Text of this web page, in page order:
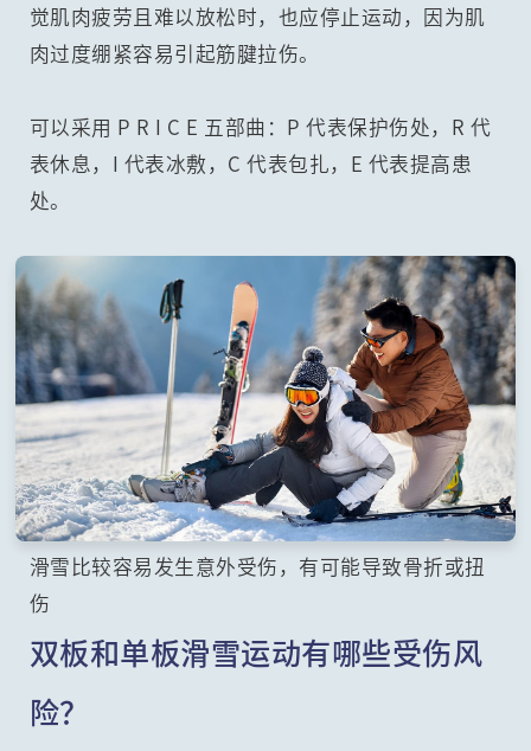
觉肌肉疲劳且难以放松时，也应停止运动，因为肌
肉过度绷紧容易引起筋腱拉伤。
可以采用 P R I C E 五部曲：P 代表保护伤处，R 代
表休息，I 代表冰敷，C 代表包扎，E 代表提高患
处。
滑雪比较容易发生意外受伤，有可能导致骨折或扭
伤
双板和单板滑雪运动有哪些受伤风
险？